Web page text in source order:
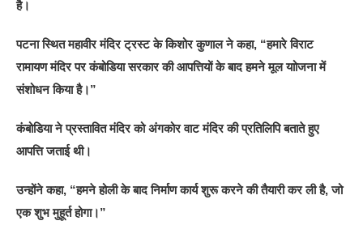
है।
पटना स्थित महावीर मंदिर ट्रस्ट के किशोर कुणाल ने कहा, “हमारे विराट
रामायण मंदिर पर कंबोडिया सरकार की आपत्तियों के बाद हमने मूल याोजना में
संशोधन किया है।”
कंबोडिया ने प्रस्तावित मंदिर को अंगकोर वाट मंदिर की प्रतिलिपि बताते हुए
आपत्ति जताई थी।
उन्होंने कहा, “हमने होली के बाद निर्माण कार्य शुरू करने की तैयारी कर ली है, जो
एक शुभ मुहूर्त होगा।”